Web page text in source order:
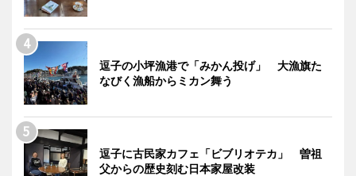
逗子の小坪漁港で「みかん投げ」 大漁旗た
なびく漁船からミカン舞う
逗子に古民家カフェ「ビブリオテカ」 曽祖
父からの歴史刻む日本家屋改装